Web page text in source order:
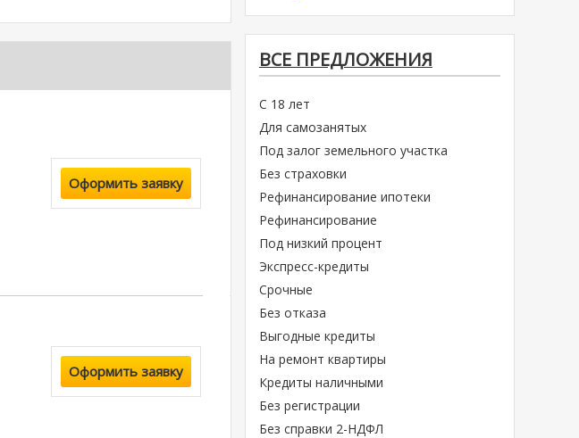
Оформить заявку
Оформить заявку
ВСЕ ПРЕДЛОЖЕНИЯ
С 18 лет
Для самозанятых
Под залог земельного участка
Без страховки
Рефинансирование ипотеки
Рефинансирование
Под низкий процент
Экспресс-кредиты
Срочные
Без отказа
Выгодные кредиты
На ремонт квартиры
Кредиты наличными
Без регистрации
Без справки 2-НДФЛ